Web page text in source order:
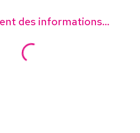
des informations...